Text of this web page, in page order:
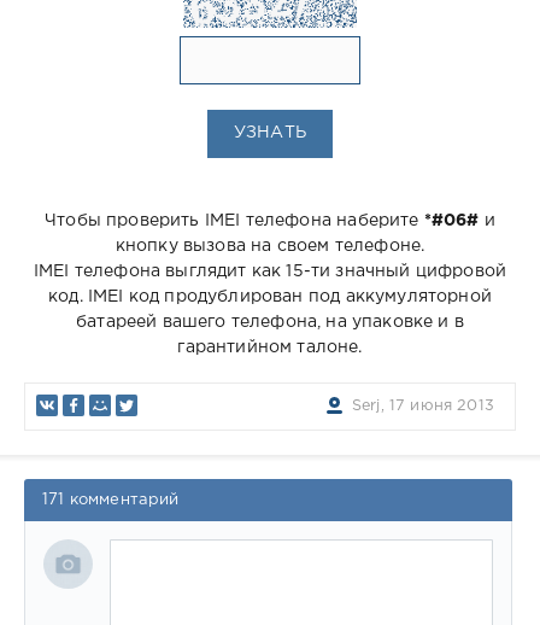
УЗНАТЬ
Чтобы проверить IMEI телефона наберите *#06# и
кнопку вызова на своем телефоне.
IMEI телефона выглядит как 15-ти значный цифровой
код. IMEI код продублирован под аккумуляторной
батареей вашего телефона, на упаковке и в
гарантийном талоне.
Serj, 17 июня 2013
171 комментарий